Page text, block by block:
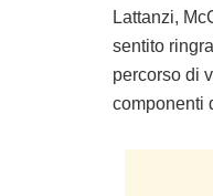
Lattanzi,
sentito
percorso di
componenti